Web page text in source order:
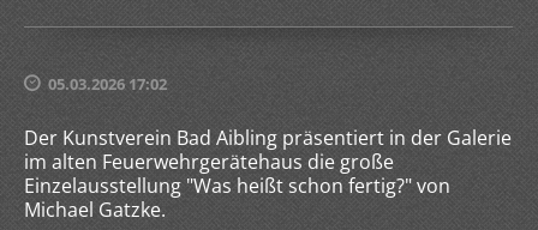
05.03.2026 17:02
Der Kunstverein Bad Aibling präsentiert in der Galerie
im alten Feuerwehrgerätehaus die große
Einzelausstellung "Was heißt schon fertig?" von
Michael Gatzke.